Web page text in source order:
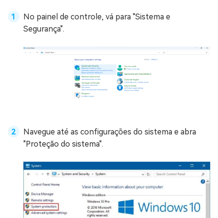
No painel de controle, vá para "Sistema e
Segurança".
Navegue até as configurações do sistema e abra
"Proteção do sistema".